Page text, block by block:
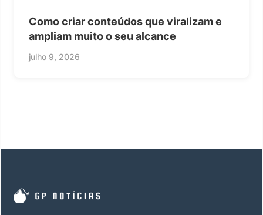
Como criar conteúdos que viralizam e
ampliam muito o seu alcance
julho 9, 2026